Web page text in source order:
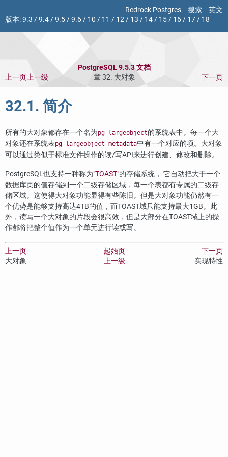
Redrock Postgres 搜索
英文
版本:9.3 /9.4/9.5/9.6/ 10 / 11 / 12/ 13 / 14/ 15/ 16/ 17/ 18
PostgreSQL 9.5.3 文档
上一页上一级 章 32. 大对象 下一页
32.1. 简介
所有的大对象都存在一个名为pg_largeobject的系统表中。每一个大
对象还在系统表pg_largeobject_metadata中有一个对应的项。大对象
可以通过类似于标准文件操作的读/写API来进行创建、修改和删除。
PostgreSQL也支持一种称为"TOAST"的存储系统， 它自动把大于一个
数据库页的值存储到一个二级存储区域，每一个表都有专属的二级存
储区域。这使得大对象功能显得有些陈旧。但是大对象功能仍然有一
个优势是能够支持高达4TB的值，而TOAST域只能支持最大1GB。此
外，读写一个大对象的片段会很高效，但是大部分在TOAST域上的操
作都将把整个值作为一个单元进行读或写。
上一页 起始页
下一页
大对象
上一级 实现特性